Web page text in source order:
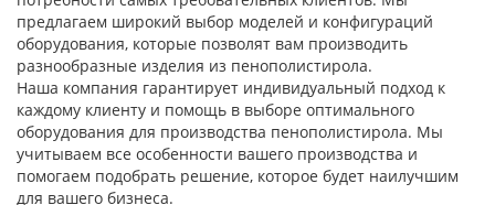
Оборудование для
производства
сварочного прутка из
ПНД
Видео
предлагаем широкий выбор моделей и конфигураций
оборудования, которые позволят вам производить
разнообразные изделия из пенополистирола.
Наша компания гарантирует индивидуальный подход к
каждому клиенту и помощь в выборе оптимального
оборудования для производства пенополистирола. Мы
учитываем все особенности вашего производства и
помогаем подобрать решение, которое будет наилучшим
для вашего бизнеса.